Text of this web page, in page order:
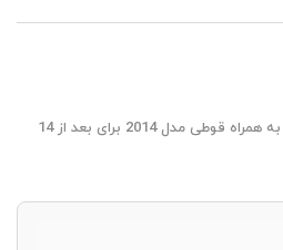
تفنگ تیر پرتابی فومی و ژله ای به همراه قوطی مدل 2014 برای بعد از 14